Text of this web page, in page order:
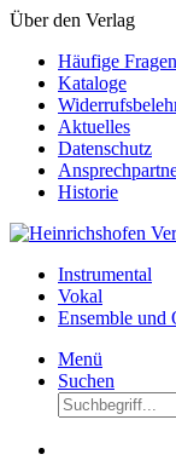
Über den Verlag
Häufige Fragen
Kataloge
Aktuelles
Datenschutz
Historie
Instrumental
Vokal
Ensemble und
Menü
Suchen